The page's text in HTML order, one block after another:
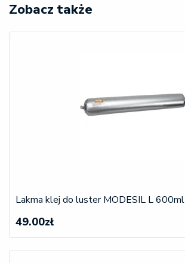
Zobacz także
Lakma klej do luster MODESIL L 600ml
49.00zł